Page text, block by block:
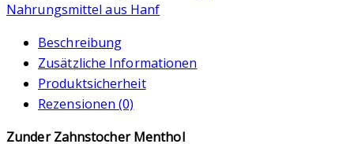
Nahrungsmittel aus Hanf
Beschreibung
Zusätzliche Informationen
Produktsicherheit
Rezensionen (0)
Zunder Zahnstocher Menthol